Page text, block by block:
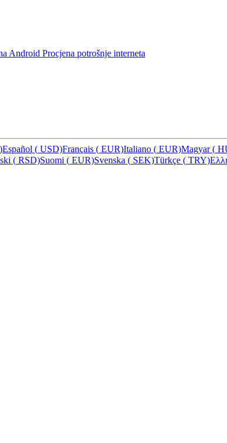
Android Procjena potrošnje interneta
Español ( USD)Français ( EUR)Italiano ( EUR)Magyar(
( RSD)Suomi ( EUR)Svenska ( SEK)Türkçe ( TRY)